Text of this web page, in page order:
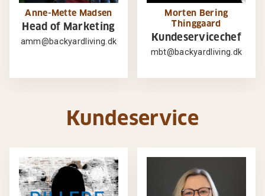
Anne-Mette Madsen
Head of Marketing
amm@backyardliving.dk
Morten Bering
Thinggaard
Kundeservicechef
mbt@backyardliving.dk
Kundeservice